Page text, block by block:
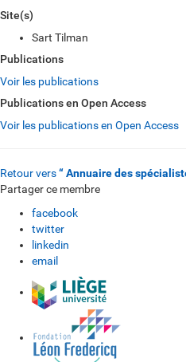
Site(s)
Sart Tilman
Publications
Voir les publications
Publications en Open Access
Voir les publications en Open Access
Retour vers“ Annuaire des
Partager ce membre
facebook
twitter
linkedin
email